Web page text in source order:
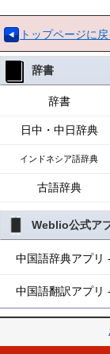
トップページに
辞書
辞書
日中・中日辞典
インドネシア語辞典
古語辞典
Weblio公式ア
中国語辞典アプリ
中国語翻訳アプリ